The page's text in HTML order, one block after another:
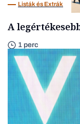
Listák és Extrák
A
1 perc